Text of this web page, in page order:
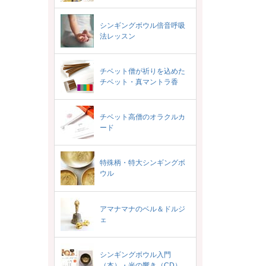
シンギングボウル倍音呼吸
法レッスン
チベット僧が祈りを込めた
チベット・真マントラ香
チベット高僧のオラクルカ
ード
特殊柄・特大シンギングボ
ウル
アマナマナのベル＆ドルジ
ェ
シンギングボウル入門